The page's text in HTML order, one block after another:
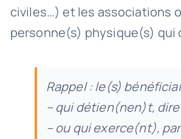
civiles…) et les associations
personne(s) physique(s)
Rappel : le(s)
– qui détien(nen)t,
– ou qui exerce(nt),